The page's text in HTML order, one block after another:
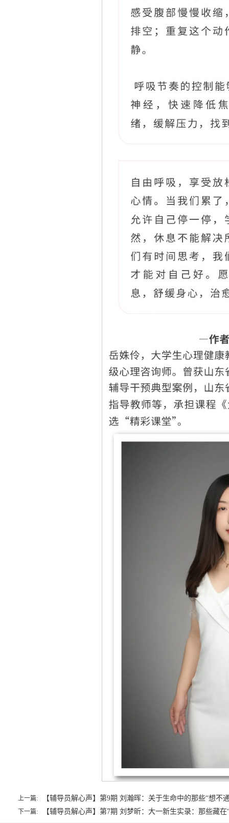
上一篇: 【辅导员解心声】第9期 刘瀚晖：关于生命中的那些“想不
下一篇: 【辅导员解心声】第7期 刘梦昕：大一新生实录：那些藏